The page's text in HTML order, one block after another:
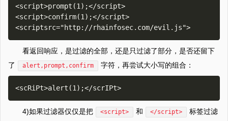
<script>prompt(1);</script>
<script>confirm(1);</script>
看返回响应，是过滤的全部，还是只过滤了部分，是否还留下
了
alert,prompt,confirm 字符，再尝试大小写的组合：
4)如果过滤器仅仅是把 <script> 和 </script>
标签过滤